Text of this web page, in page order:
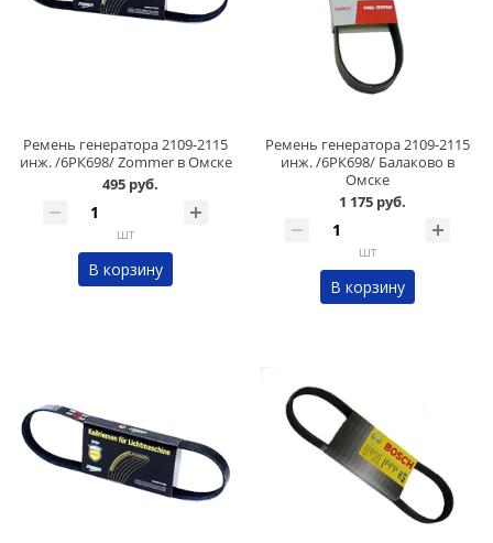
Ремень генератора 2109-2115
инж. /6РК698/ Zommer в Омске
495 руб.
шт
В корзину
Ремень генератора 2109-2115
инж. /6РК698/ Балаково в
Омске
1 175 руб.
шт
В корзину